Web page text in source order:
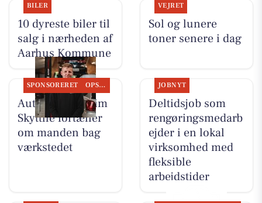
BILER
10 dyreste biler til
salg i nærheden af
Aarhus Kommune
VEJRET
Sol og lunere
toner senere i dag
SPONSORERET OPSLAGSTAVLEN
Autotekniker Kim
Skytthe fortæller
om manden bag
værkstedet
JOBNYT
Deltidsjob som
rengøringsmedarb
ejder i en lokal
virksomhed med
fleksible
arbejdstider